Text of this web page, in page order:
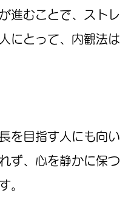
進むことで、ストレ
にとって、内観法は
を目指す人にも向い
ず、心を静かに保つ
。